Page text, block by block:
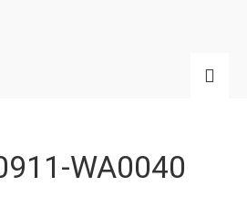
WA0040